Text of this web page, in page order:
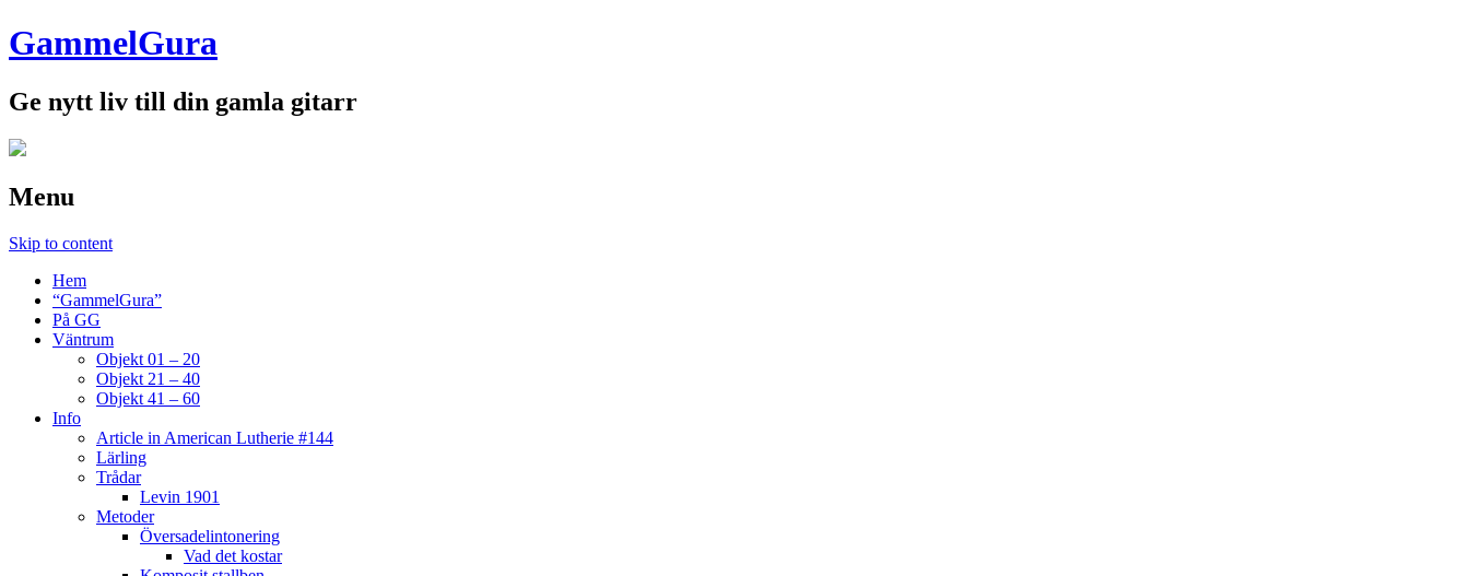
GammelGura
Ge nytt liv till din gamla gitarr
Menu
Skip to content
Hem
“GammelGura”
På GG
Väntrum
Objekt 01 – 20
Objekt 21 – 40
Objekt 41 – 60
Info
Article in American Lutherie #144
Lärling
Trådar
Levin 1901
Metoder
Översadelintonering
Vad det kostar